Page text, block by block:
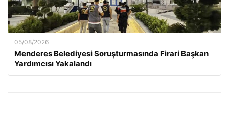
05/08/2026
Menderes Belediyesi Soruşturmasında Firari Başkan
Yardımcısı Yakalandı